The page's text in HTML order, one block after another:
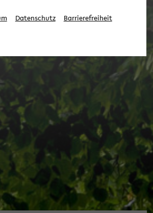
Datenschutz Barrierefreiheit